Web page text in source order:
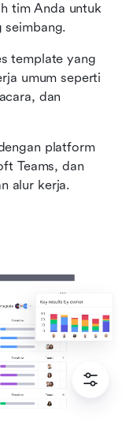
tim Anda untuk
seimbang.
template yang
umum seperti
dan
platform
Teams, dan
alur kerja.